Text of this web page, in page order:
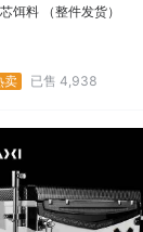
饵料 （整件发货）
卖 已售 4,938